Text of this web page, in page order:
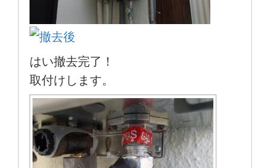
はい撤去完了！
取付けします。